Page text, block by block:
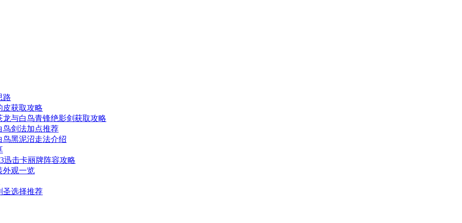
路
皮获取攻略
与白鸟青锋绝影剑获取攻略
鸟剑法加点推荐
鸟黑泥沼走法介绍
迅击卡丽牌阵容攻略
外观一览
圣选择推荐